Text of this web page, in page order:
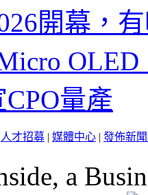
開幕，
量產
人才招募 | 媒體中心 | 發佈新
a